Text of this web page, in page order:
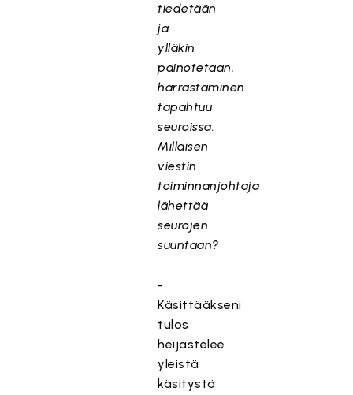
tiedetään
ja
ylläkin
painotetaan,
harrastaminen
tapahtuu
seuroissa.
Millaisen
viestin
toiminnanjohtaja
lähettää
seurojen
suuntaan?
-
Käsittääkseni
tulos
heijastelee
yleistä
käsitystä